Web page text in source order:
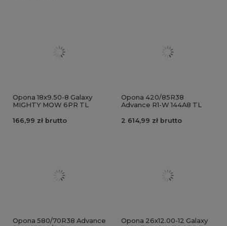
Opona 18x9.50-8 Galaxy
MIGHTY MOW 6PR TL
166,99 zł brutto
Opona 420/85R38
Advance R1-W 144A8 TL
2 614,99 zł brutto
Opona 580/70R38 Advance
Opona 26x12.00-12 Galaxy